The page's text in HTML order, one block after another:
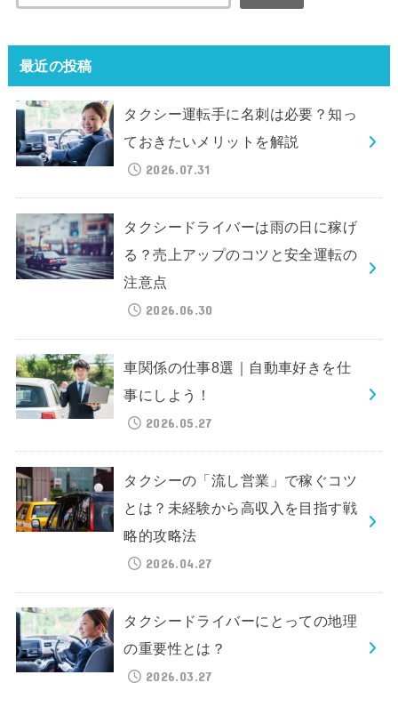
最近の投稿
タクシー運転手に名刺は必要？知っ
ておきたいメリットを解説
2026.07.31
タクシードライバーは雨の日に稼げ
る？売上アップのコツと安全運転の
注意点
2026.06.30
車関係の仕事8選｜自動車好きを仕
事にしよう！
2026.05.27
タクシーの「流し営業」で稼ぐコツ
とは？未経験から高収入を目指す戦
略的攻略法
2026.04.27
タクシードライバーにとっての地理
の重要性とは？
2026.03.27